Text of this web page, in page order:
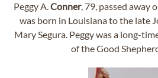
Peggy A.Conner, 79, passed away
was born in Louisiana to the late
Mary Segura. Peggy was a long-
of the Good